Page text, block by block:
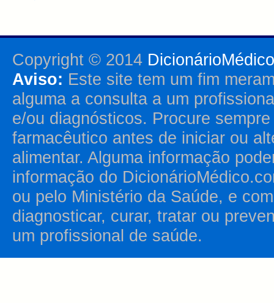
Copyright © 2014
Aviso: Este site tem um fim
alguma a consulta a um
e/ou diagnósticos. Procure
farmacêutico antes de iniciar ou
alimentar. Alguma informação
informação do
ou pelo Ministério da Saúde, e
diagnosticar, curar, tratar ou
um profissional de saúde.